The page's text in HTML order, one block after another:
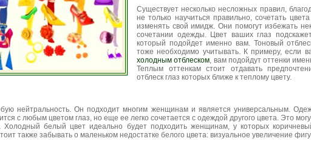
Существует несколько несложных правил,
не только научиться правильно, сочетать
изменять свой имидж. Они помогут избежать
сочетании одежды. Цвет ваших глаз
который подойдет именно вам. Тоновый
тоже необходимо учитывать. К примеру, если
холодным отблеском, вам подойдут оттенки
Теплым оттенкам стоит отдавать
отблеск глаз которых ближе к теплому цвету.
нейтральность. Он подходит многим женщинам и является универсальным.
с любым цветом глаз, но еще ее легко сочетается с одеждой другого цвета. Это
Холодный белый цвет идеально будет подходить женщинам, у которых
также забывать о маленьком недостатке белого цвета: визуальное увеличение